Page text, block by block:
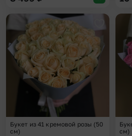
Букет из 41 кремовой розы (50
см)
см)